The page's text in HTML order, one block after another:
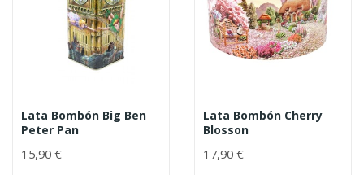
Lata Bombón Big Ben
Peter Pan
15,90 €
Lata Bombón Cherry
Blosson
17,90 €